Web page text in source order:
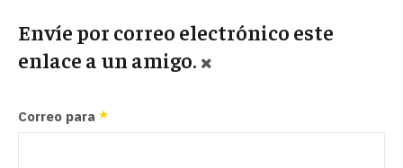
Envíe por correo electrónico este
enlace a un amigo.
Correo para *